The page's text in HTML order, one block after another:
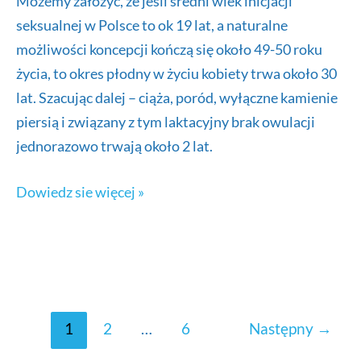
seksualnej w Polsce to ok 19 lat, a naturalne
możliwości koncepcji kończą się około 49-50 roku
życia, to okres płodny w życiu kobiety trwa około 30
lat. Szacując dalej – ciąża, poród, wyłączne kamienie
piersią i związany z tym laktacyjny brak owulacji
jednorazowo trwają około 2 lat.
Antykoncepcja
Dowiedz sie więcej »
1 2 … 6 Następny →